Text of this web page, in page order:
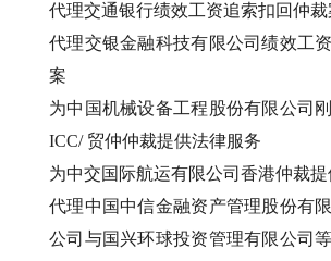
代理交通银行绩效工资追索扣回仲裁
代理交银金融科技有限公司绩效工
案
为中国机械设备工程股份有限公司
ICC/ 贸仲仲裁提供法律服务
为中交国际航运有限公司香港仲裁
代理中国中信金融资产管理股份有
公司与国兴环球投资管理有限公司